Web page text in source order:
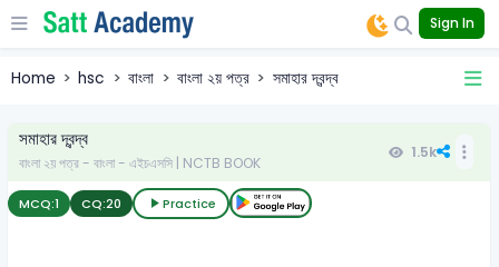
Sign In
Home hsc বাংলা বাংলা ২য় পত্র সমাহার দ্বন্দ্ব
সমাহার দ্বন্দ্ব
বাংলা ২য় পত্র - বাংলা - এইচএসসি | NCTB BOOK
1.5k
MCQ:1 CQ:20 Practice